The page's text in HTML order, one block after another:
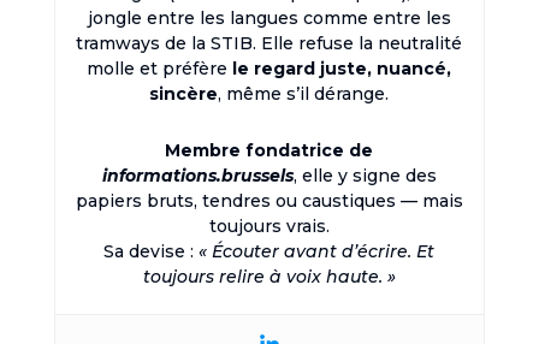
jongle entre les langues comme entre les
tramways de la STIB. Elle refuse la neutralité
molle et préfère le regard juste, nuancé,
sincère, même s’il dérange.
Membre fondatrice de
informations.brussels, elle y signe des
papiers bruts, tendres ou caustiques — mais
toujours vrais.
Sa devise :« Écouter avant d’écrire. Et
toujours relire à voix haute. »